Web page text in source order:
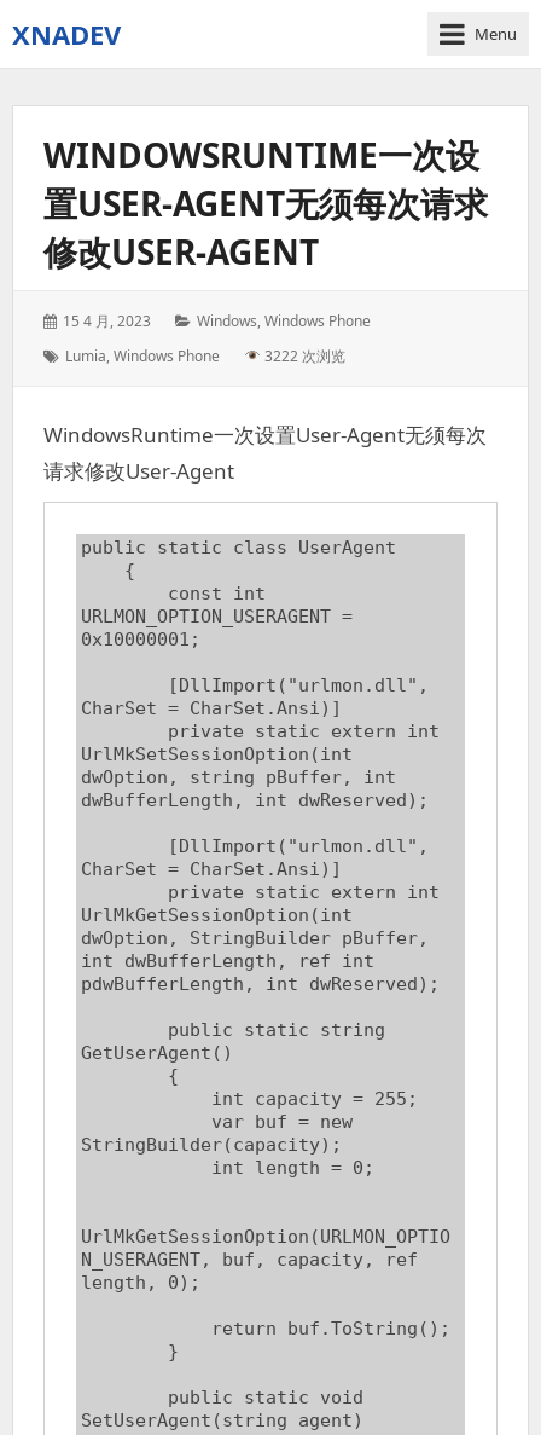
XNADEV Menu
WINDOWSRUNTIME一次设
置USER-AGENT无须每次请求
修改USER-AGENT
Posted
15 4 月, 2023 Categories:
Windows,Windows Phone
Tags:
Lumia,Windows Phone 3222 次浏览
WindowsRuntime一次设置User-Agent无须每次
请求修改User-Agent
public static class UserAgent
URLMON_OPTION_USERAGENT =
0x10000001;
CharSet = CharSet.Ansi)]
UrlMkSetSessionOption(int
dwOption, string pBuffer, int
dwBufferLength, int dwReserved);
CharSet = CharSet.Ansi)]
UrlMkGetSessionOption(int
dwOption, StringBuilder pBuffer,
int dwBufferLength, ref int
pdwBufferLength, int dwReserved);
GetUserAgent()
StringBuilder(capacity);
UrlMkGetSessionOption(URLMON_OPTIO
N_USERAGENT, buf, capacity, ref
length, 0);
SetUserAgent(string agent)